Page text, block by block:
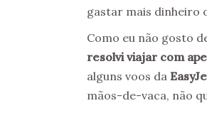
gastar mais dinheiro
Como eu não gosto
resolvi viajar com
alguns voos da
mãos-de-vaca, não